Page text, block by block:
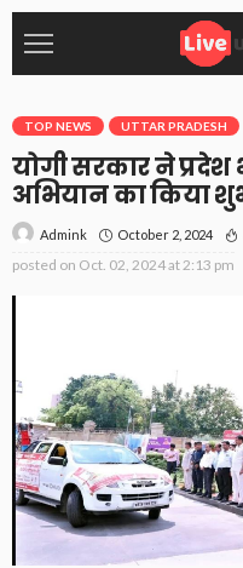
TOP NEWS UTTAR PRADESH
योगी सरकार ने प्रदेश
अभियान का किया
Admink October 2, 2024
posted on Oct. 02, 2024 at 2:13 pm